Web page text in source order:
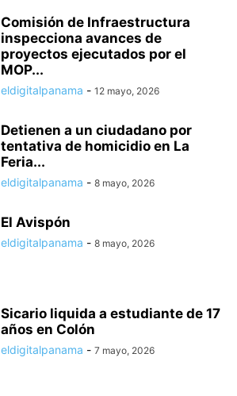
Comisión de Infraestructura
inspecciona avances de
proyectos ejecutados por el
MOP...
eldigitalpanama - 12 mayo, 2026
Detienen a un ciudadano por
tentativa de homicidio en La
Feria...
eldigitalpanama - 8 mayo, 2026
El Avispón
eldigitalpanama - 8 mayo, 2026
Sicario liquida a estudiante de 17
años en Colón
eldigitalpanama - 7 mayo, 2026